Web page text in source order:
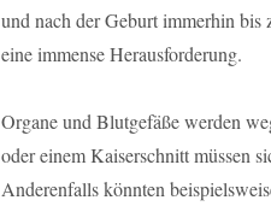
und nach der Geburt immerhin
eine immense Herausforderung.
Organe und Blutgefäße werden
oder einem Kaiserschnitt müssen
Anderenfalls könnten